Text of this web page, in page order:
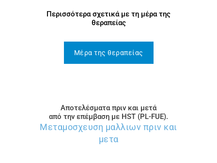
Περισσότερα σχετικά με τη μέρα της
θεραπείας
Μέρα της θεραπείας
Αποτελέσματα πριν και μετά
από την επέμβαση με HST (PL-FUE).
Μεταμοσχευση μαλλιων πριν και
μετα